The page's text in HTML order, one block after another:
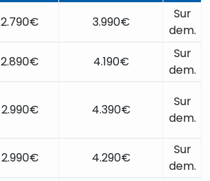
2.790€ 3.990€
Sur
dem.
2.890€ 4.190€
Sur
dem.
2.990€ 4.390€
Sur
dem.
2.990€ 4.290€
Sur
dem.